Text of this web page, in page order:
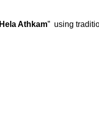
Hela Athkam” using